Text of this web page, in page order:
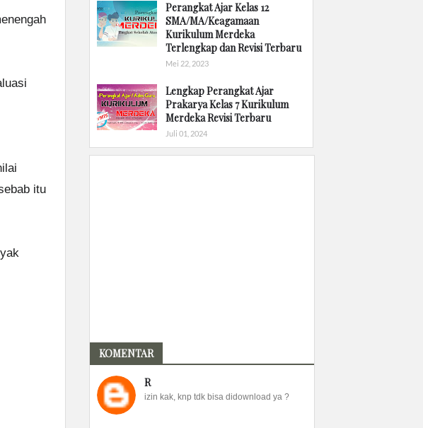
itu
Perangkat Ajar Kelas 12
SMA/MA/Keagamaan
Kurikulum Merdeka
Terlengkap dan Revisi Terbaru
Mei 22, 2023
Lengkap Perangkat Ajar
Prakarya Kelas 7 Kurikulum
Merdeka Revisi Terbaru
Juli 01, 2024
KOMENTAR
R
izin kak, knp tdk bisa didownload ya ?